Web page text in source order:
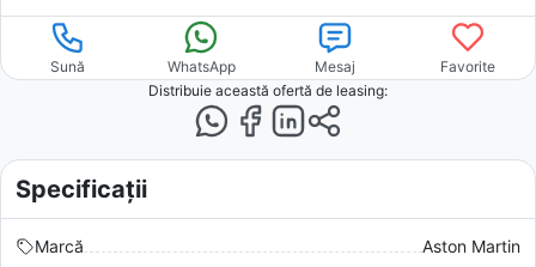
Sună WhatsApp Mesaj
Favorite
Distribuie această ofertă de leasing:
Specificații
Marcă
Aston Martin